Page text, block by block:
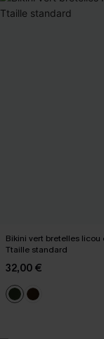
Bikini vert bretelles licou
Ttaille standard
32,00 €